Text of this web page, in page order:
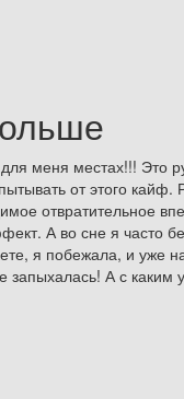
меня местах!!! Это
от этого
отвратительное
А во сне я часто
я побежала, и уже
А с каким